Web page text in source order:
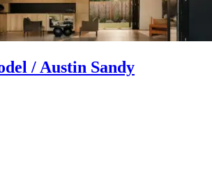
/ Austin Sandy